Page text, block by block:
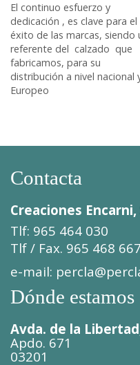
El continuo esfuerzo y
dedicación , es clave para el
éxito de las marcas, siendo
referente del calzado que
fabricamos, para su
distribución a nivel nacional
Europeo
Contacta
Creaciones Encarni,
Tlf: 965 464 030
Tlf / Fax. 965 468 667
e-mail:
Dónde estamos
Avda. de la
Apdo. 671
03201